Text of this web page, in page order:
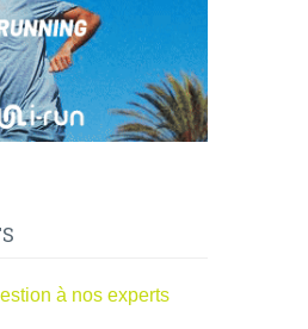
à nos experts